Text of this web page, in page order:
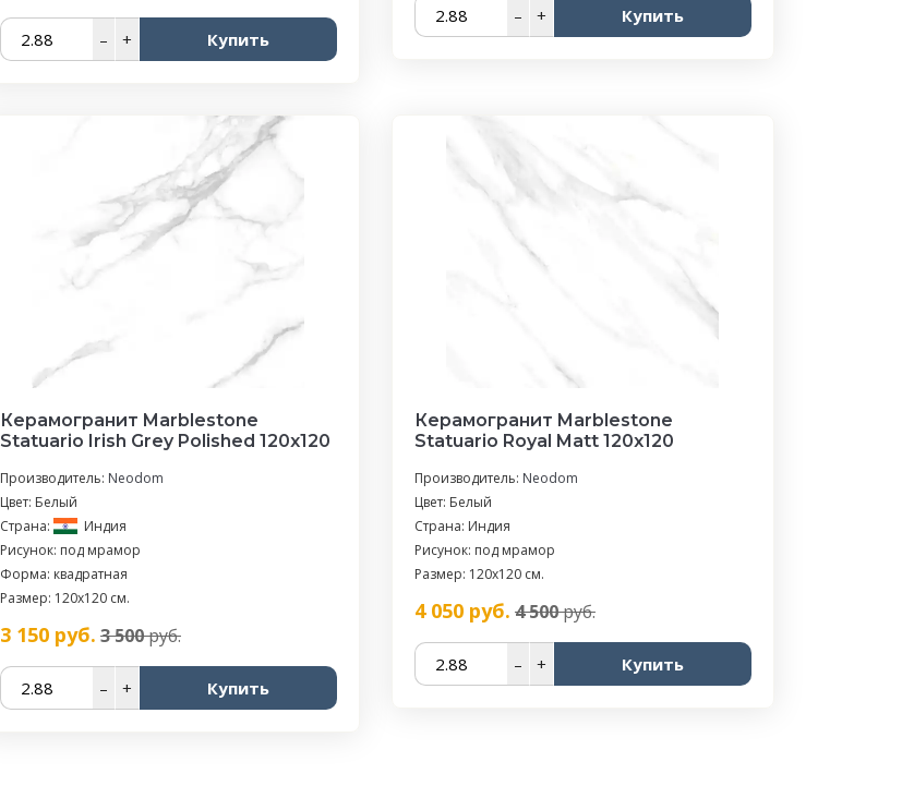
– + Купить
– + Купить
Керамогранит Marblestone
Statuario Irish Grey Polished 120x120
Производитель: Neodom
Цвет: Белый
Страна:
Индия
Рисунок: под мрамор
Форма: квадратная
Размер: 120x120 см.
3 150руб. 3 500руб.
– + Купить
Керамогранит Marblestone
Statuario Royal Matt 120x120
Производитель: Neodom
Цвет: Белый
Страна: Индия
Рисунок: под мрамор
Размер: 120x120 см.
4 050руб. 4 500руб.
– + Купить